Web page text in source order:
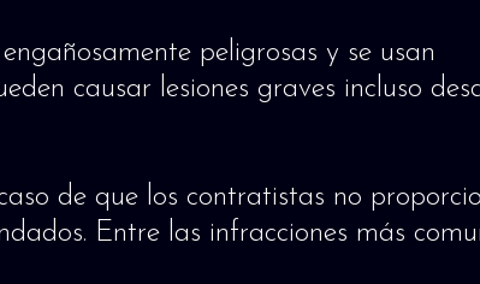
peligrosas y se usan
causar lesiones graves incluso
de que los contratistas no
Entre las infracciones más